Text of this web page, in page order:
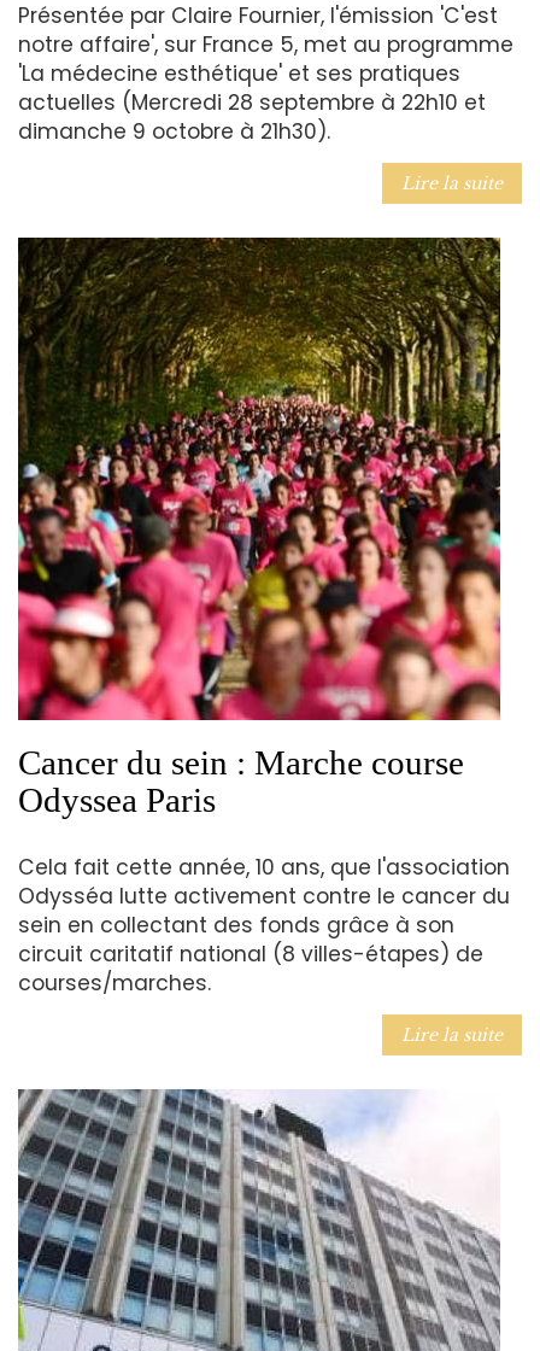
Présentée par Claire Fournier, l'émission 'C'est
notre affaire', sur France 5, met au programme
'La médecine esthétique' et ses pratiques
actuelles (Mercredi 28 septembre à 22h10 et
dimanche 9 octobre à 21h30).
Lire la suite
Cancer du sein : Marche course
Odyssea Paris
Cela fait cette année, 10 ans, que l'association
Odysséa lutte activement contre le cancer du
sein en collectant des fonds grâce à son
circuit caritatif national (8 villes-étapes) de
courses/marches.
Lire la suite